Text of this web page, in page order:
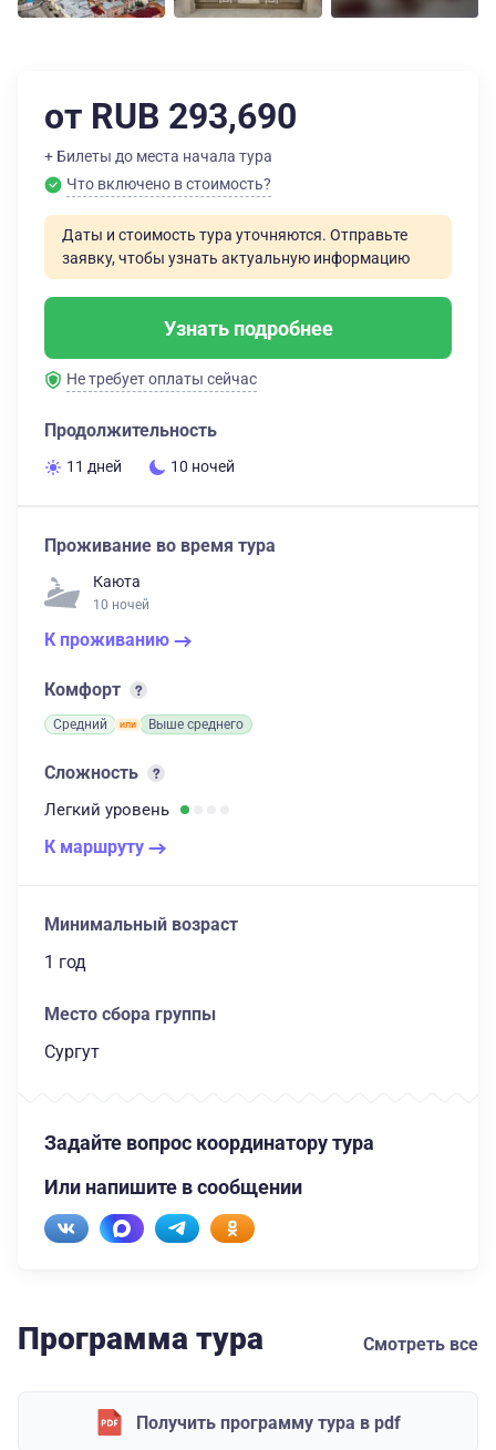
от RUB 293,690
+ Билеты до места начала тура
Что включено в стоимость?
Даты и стоимость тура уточняются. Отправьте
заявку, чтобы узнать актуальную информацию
Узнать подробнее
Не требует оплаты сейчас
Продолжительность
11 дней 10 ночей
Проживание во время тура
Каюта
10 ночей
К проживанию
Комфорт
Средний Выше среднего
Сложность
Легкий уровень
К маршруту
Минимальный возраст
1 год
Место сбора группы
Сургут
Задайте вопрос координатору тура
Или напишите в сообщении
Программа тура Смотреть все
Получить программу тура в pdf